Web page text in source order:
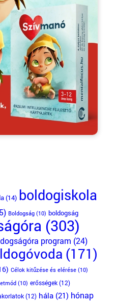
(14) boldogiskola
Boldogság(10) boldogság
(303)
program (24)
(171)
Célok kitűzése és elérése(10)
(10) erősségek(12)
(12) hála(21) hónap